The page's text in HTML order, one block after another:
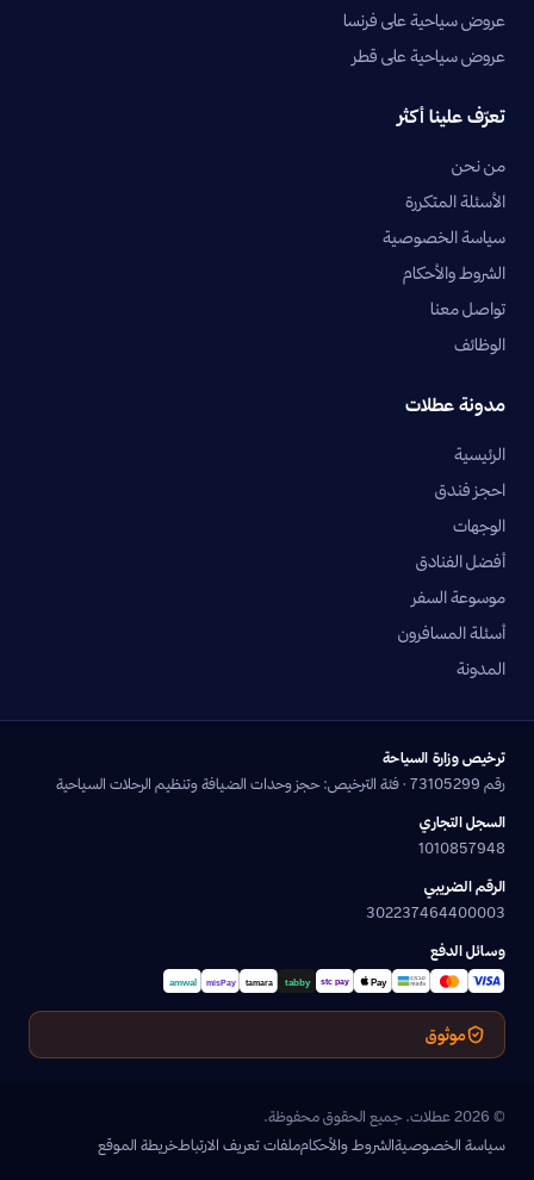
عروض سياحية على فرنسا
عروض سياحية على قطر
تعرّف علينا أكثر
من نحن
الأسئلة المتكررة
سياسة الخصوصية
الشروط والأحكام
تواصل معنا
الوظائف
مدونة عطلات
الرئيسية
احجز فندق
الوجهات
أفضل الفنادق
موسوعة السفر
أسئلة المسافرون
المدونة
ترخيص وزارة السياحة
رقم 73105299 · فئة الترخيص: حجز وحدات الضيافة وتنظيم الرحلات السياحية
السجل التجاري
1010857948
الرقم الضريبي
302237464400003
وسائل الدفع
موثوق
© 2026 عطلات. جميع الحقوق محفوظة.
سياسة الخصوصيةالشروط والأحكامملفات تعريف الارتباطخريطة الموقع